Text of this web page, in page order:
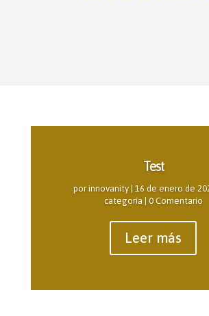
Test
porinnovanity| 16 de enero de
categoría | 0 Comentario
Leer más